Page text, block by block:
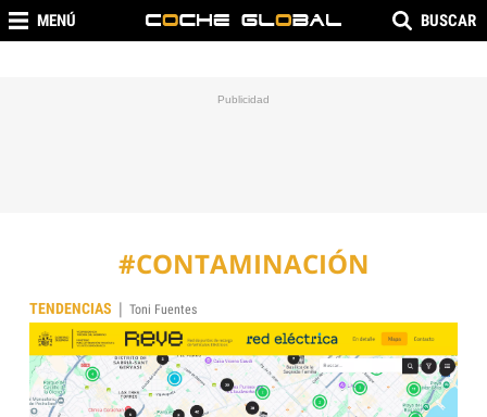
MENÚ BUSCAR
#CONTAMINACIÓN
TENDENCIAS | Toni Fuentes